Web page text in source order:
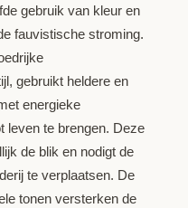
gebruik van kleur en
fauvistische stroming.
gebruikt heldere en
energieke
leven te brengen. Deze
de blik en nodigt de
te verplaatsen. De
tonen versterken de